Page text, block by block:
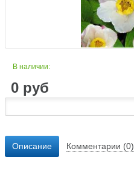
В наличии:
0 руб
Описание Комментарии (0)